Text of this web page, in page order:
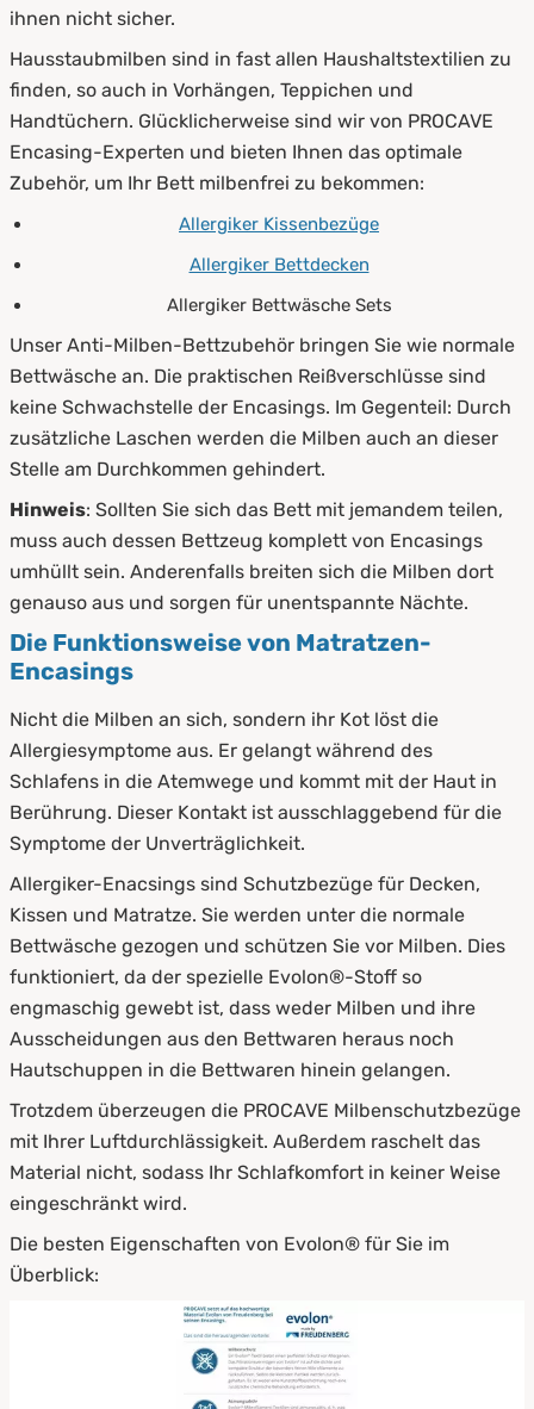
ihnen nicht sicher.
Hausstaubmilben sind in fast allen Haushaltstextilien zu
finden, so auch in Vorhängen, Teppichen und
Handtüchern. Glücklicherweise sind wir von PROCAVE
Encasing-Experten und bieten Ihnen das optimale
Zubehör, um Ihr Bett milbenfrei zu bekommen:
Allergiker Kissenbezüge
Allergiker Bettdecken
Allergiker Bettwäsche Sets
Unser Anti-Milben-Bettzubehör bringen Sie wie normale
Bettwäsche an. Die praktischen Reißverschlüsse sind
keine Schwachstelle der Encasings. Im Gegenteil: Durch
zusätzliche Laschen werden die Milben auch an dieser
Stelle am Durchkommen gehindert.
Hinweis: Sollten Sie sich das Bett mit jemandem teilen,
muss auch dessen Bettzeug komplett von Encasings
umhüllt sein. Anderenfalls breiten sich die Milben dort
genauso aus und sorgen für unentspannte Nächte.
Die Funktionsweise von Matratzen-
Encasings
Nicht die Milben an sich, sondern ihr Kot löst die
Allergiesymptome aus. Er gelangt während des
Schlafens in die Atemwege und kommt mit der Haut in
Berührung. Dieser Kontakt ist ausschlaggebend für die
Symptome der Unverträglichkeit.
Allergiker-Enacsings sind Schutzbezüge für Decken,
Kissen und Matratze. Sie werden unter die normale
Bettwäsche gezogen und schützen Sie vor Milben. Dies
funktioniert, da der spezielle Evolon®-Stoff so
engmaschig gewebt ist, dass weder Milben und ihre
Ausscheidungen aus den Bettwaren heraus noch
Hautschuppen in die Bettwaren hinein gelangen.
Trotzdem überzeugen die PROCAVE Milbenschutzbezüge
mit Ihrer Luftdurchlässigkeit. Außerdem raschelt das
Material nicht, sodass Ihr Schlafkomfort in keiner Weise
eingeschränkt wird.
Die besten Eigenschaften von Evolon® für Sie im
Überblick: